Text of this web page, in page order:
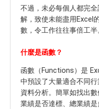
不過，未必每個人都完
解，致使未能盡用Excel
數，令工作往往事倍工半
什麼是函數？
函數（Functions）是
中預設了大量適合不同
資料分析。簡單如找出
業績是否達標、總業績